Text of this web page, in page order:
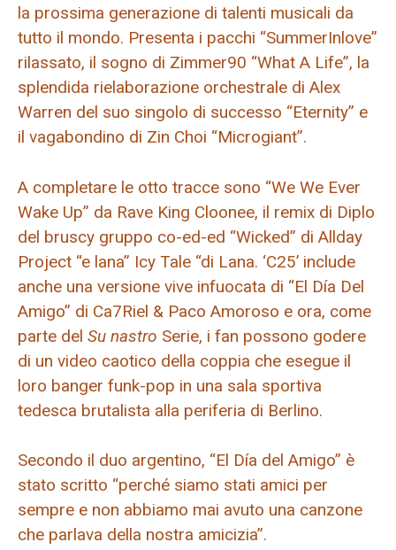
la prossima generazione di talenti musicali da
tutto il mondo. Presenta i pacchi “SummerInlove”
rilassato, il sogno di Zimmer90 “What A Life”, la
splendida rielaborazione orchestrale di Alex
Warren del suo singolo di successo “Eternity” e
il vagabondino di Zin Choi “Microgiant”.
A completare le otto tracce sono “We We Ever
Wake Up” da Rave King Cloonee, il remix di Diplo
del bruscy gruppo co-ed-ed “Wicked” di Allday
Project “e lana” Icy Tale “di Lana. ‘C25’ include
anche una versione vive infuocata di “El Día Del
Amigo” di Ca7Riel & Paco Amoroso e ora, come
parte del Su nastro Serie, i fan possono godere
di un video caotico della coppia che esegue il
loro banger funk-pop in una sala sportiva
tedesca brutalista alla periferia di Berlino.
Secondo il duo argentino, “El Día del Amigo” è
stato scritto “perché siamo stati amici per
sempre e non abbiamo mai avuto una canzone
che parlava della nostra amicizia”.